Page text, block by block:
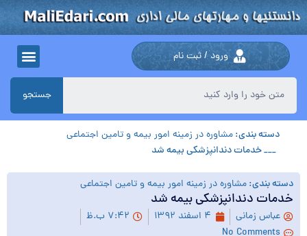
ورود / ثبت نام
مشاوره در زمینه امور بیمه و تامین اجتماعی
دندانپزشکی بیمه شد
در زمینه امور بیمه و تامین اجتماعی
بیمه شد
۴ اسفند ۱۳۹۲
۷:۴۲ ب.ظ
No
اشتراک